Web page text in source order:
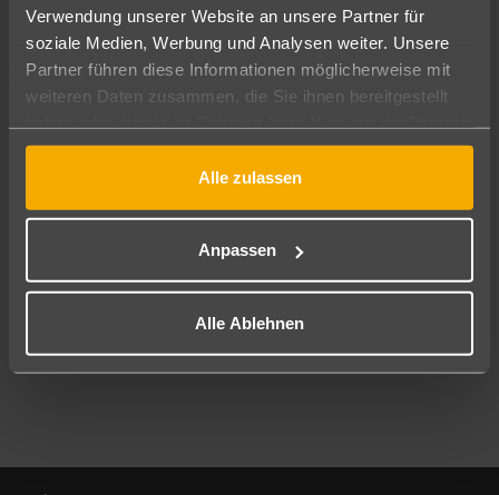
Verwendung unserer Website an unsere Partner für
soziale Medien, Werbung und Analysen weiter. Unsere
Partner führen diese Informationen möglicherweise mit
weiteren Daten zusammen, die Sie ihnen bereitgestellt
gesammelt haben.
Alle zulassen
Anpassen
Alle Ablehnen
Abflughafen
Alle Abflughäfen
10.08.26–08.08.27 7-21 Nächte
Mehr Filter anzeigen